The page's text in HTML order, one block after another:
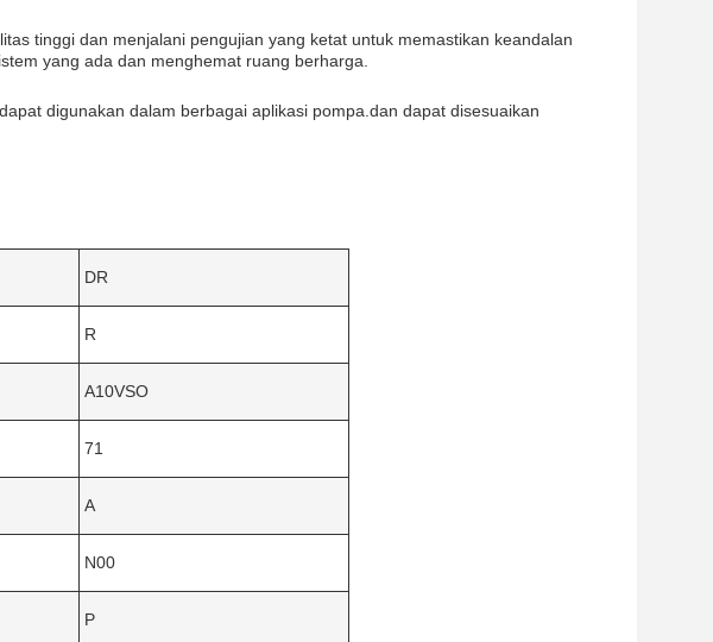
tinggi dan menjalani pengujian yang ketat untuk memastikan keandalan
yang ada dan menghemat ruang berharga.
digunakan dalam berbagai aplikasi pompa.dan dapat disesuaikan
DR
R
A10VSO
71
A
N00
P